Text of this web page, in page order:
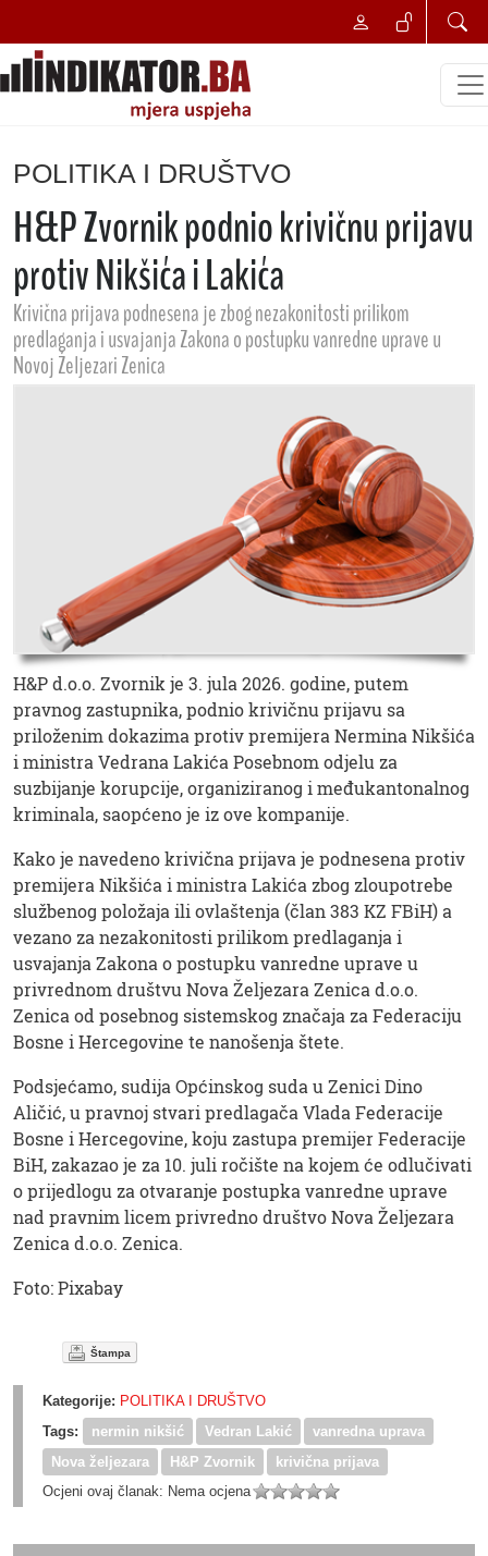
POLITIKA I DRUŠTVO
H&P Zvornik podnio krivičnu prijavu
protiv Nikšića i Lakića
Krivična prijava podnesena je zbog nezakonitosti prilikom
predlaganja i usvajanja Zakona o postupku vanredne uprave u
Novoj Željezari Zenica
H&P d.o.o. Zvornik je 3. jula 2026. godine, putem
pravnog zastupnika, podnio krivičnu prijavu sa
priloženim dokazima protiv premijera Nermina Nikšića
i ministra Vedrana Lakića Posebnom odjelu za
suzbijanje korupcije, organiziranog i međukantonalnog
kriminala, saopćeno je iz ove kompanije.
Kako je navedeno krivična prijava je podnesena protiv
premijera Nikšića i ministra Lakića zbog zloupotrebe
službenog položaja ili ovlaštenja (član 383 KZ FBiH) a
vezano za nezakonitosti prilikom predlaganja i
usvajanja Zakona o postupku vanredne uprave u
privrednom društvu Nova Željezara Zenica d.o.o.
Zenica od posebnog sistemskog značaja za Federaciju
Bosne i Hercegovine te nanošenja štete.
Podsjećamo, sudija Općinskog suda u Zenici Dino
Aličić, u pravnoj stvari predlagača Vlada Federacije
Bosne i Hercegovine, koju zastupa premijer Federacije
BiH, zakazao je za 10. juli ročište na kojem će odlučivati
o prijedlogu za otvaranje postupka vanredne uprave
nad pravnim licem privredno društvo Nova Željezara
Zenica d.o.o. Zenica.
Foto: Pixabay
Štampa
Kategorije: POLITIKA I DRUŠTVO
Tags:
nermin nikšić Vedran Lakić
vanredna uprava
Nova željezara
H&P Zvornik
krivična prijava
Ocjeni ovaj članak: Nema ocjena